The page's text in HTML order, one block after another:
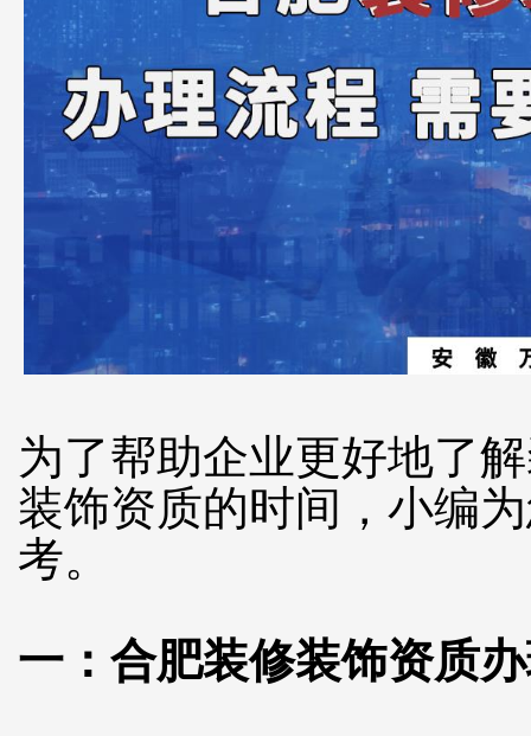
为了帮助企业更好地了
装饰资质的时间，小编
考。
一：合肥装修装饰资质